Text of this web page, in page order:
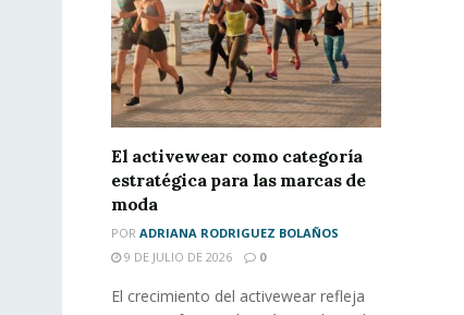
El activewear como categoría
estratégica para las marcas de
moda
POR ADRIANA RODRIGUEZ BOLAÑOS
9 DE JULIO DE 2026
0
El crecimiento del activewear refleja